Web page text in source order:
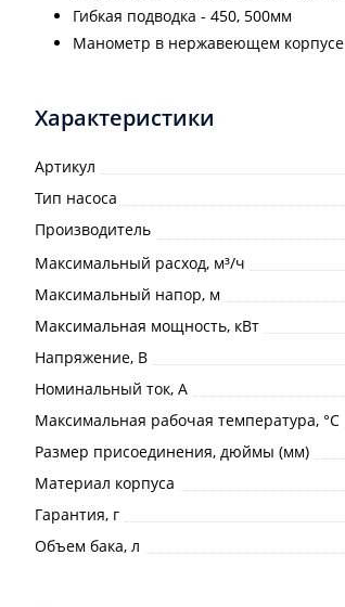
Гибкая подводка - 450, 500мм
Манометр в нержавеющем корпусе
Характеристики
Артикул
Тип насоса
Производитель
Максимальный расход, м³/ч
Максимальный напор, м
Максимальная мощность, кВт
Напряжение, В
Номинальный ток, А
Максимальная рабочая температура, °С
Размер присоединения, дюймы (мм)
Материал корпуса
Гарантия, г
Объем бака, л